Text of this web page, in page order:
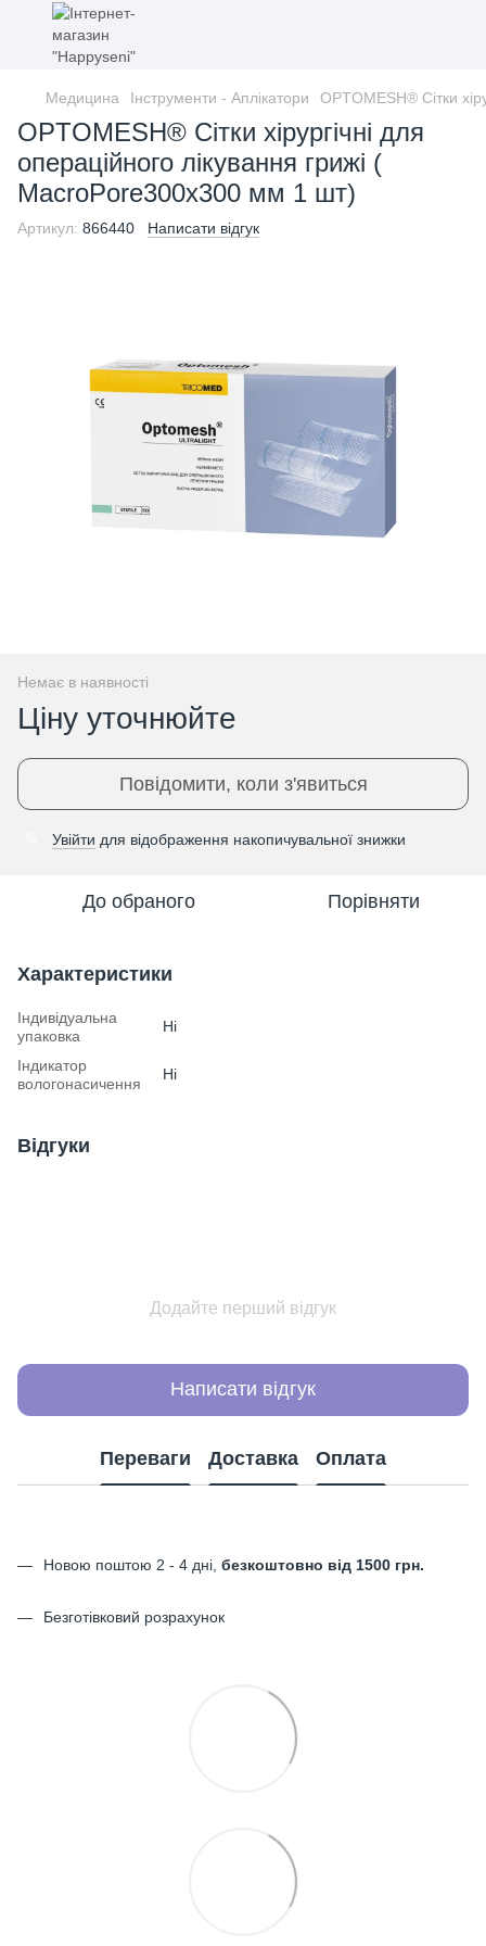
Медицина Інструменти - Аплікатори OPTOMESH® Сітки
OPTOMESH® Сітки хірургічні для
операційного лікування грижі (
MacroPore300x300 мм 1 шт)
Артикул: 866440 Написати відгук
Немає в наявності
Ціну уточнюйте
Повідомити, коли з'явиться
Увійти для відображення накопичувальної знижки
До обраного Порівняти
Характеристики
Індивідуальна
упаковка
Ні
Індикатор
вологонасичення
Ні
Відгуки
Додайте перший відгук
Написати відгук
Переваги Доставка Оплата
Новою поштою 2 - 4 дні, безкоштовно від 1500 грн.
Безготівковий розрахунок